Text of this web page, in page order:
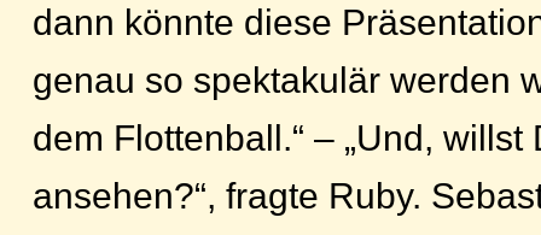
dann könnte diese
genau so spektakulär werden
dem Flottenball.“ – „Und, willst
ansehen?“, fragte Ruby.